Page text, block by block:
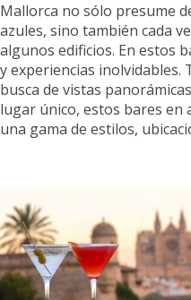
Mallorca no sólo presume
azules, sino también cada
algunos edificios. En estos
y experiencias
busca de vistas
lugar único, estos bares en
una gama de estilos,